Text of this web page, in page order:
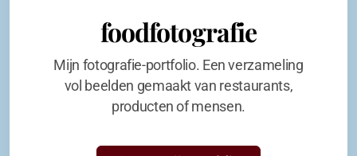
foodfotografie
Mijn fotografie-portfolio. Een verzameling
vol beelden gemaakt van restaurants,
producten of mensen.